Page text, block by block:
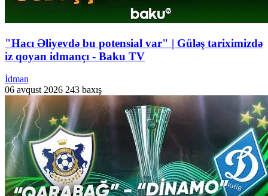
"Hacı Əliyevdə bu potensial var" | Güləş tariximizdə
iz qoyan idmançı - Baku TV
İdman
06 avqust 2026 243 baxış